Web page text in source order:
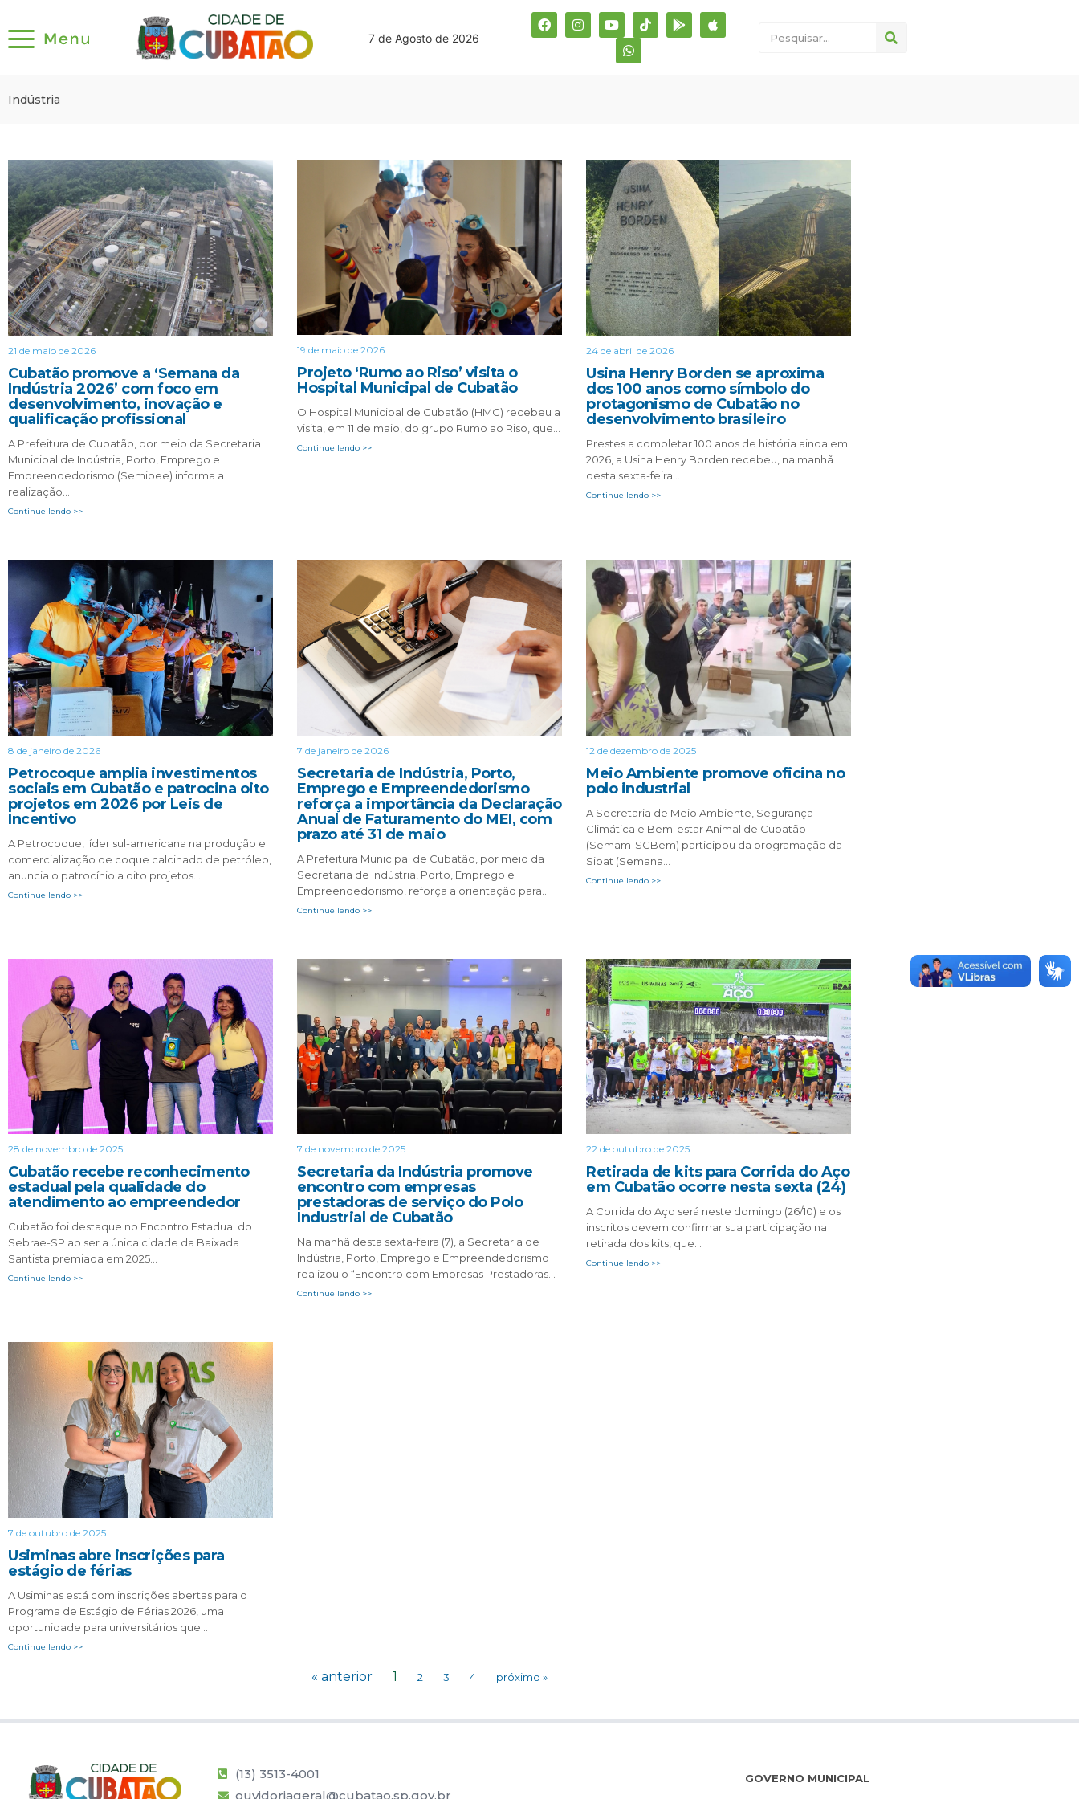
7 de Agosto de 2026
Indústria
21 de maio de 2026
Cubatão promove a ‘Semana da
Indústria 2026’ com foco em
desenvolvimento, inovação e
qualificação profissional
A Prefeitura de Cubatão, por meio da Secretaria
Municipal de Indústria, Porto, Emprego e
Empreendedorismo (Semipee) informa a
realização…
Continue lendo >>
19 de maio de 2026
Projeto ‘Rumo ao Riso’ visita o
Hospital Municipal de Cubatão
O Hospital Municipal de Cubatão (HMC) recebeu a
visita, em 11 de maio, do grupo Rumo ao Riso, que…
Continue lendo >>
24 de abril de 2026
Usina Henry Borden se aproxima
dos 100 anos como símbolo do
protagonismo de Cubatão no
desenvolvimento brasileiro
Prestes a completar 100 anos de história ainda em
2026, a Usina Henry Borden recebeu, na manhã
desta sexta-feira…
Continue lendo >>
8 de janeiro de 2026
Petrocoque amplia investimentos
sociais em Cubatão e patrocina oito
projetos em 2026 por Leis de
Incentivo
A Petrocoque, líder sul-americana na produção e
comercialização de coque calcinado de petróleo,
anuncia o patrocínio a oito projetos…
Continue lendo >>
7 de janeiro de 2026
Secretaria de Indústria, Porto,
Emprego e Empreendedorismo
reforça a importância da Declaração
Anual de Faturamento do MEI, com
prazo até 31 de maio
A Prefeitura Municipal de Cubatão, por meio da
Secretaria de Indústria, Porto, Emprego e
Empreendedorismo, reforça a orientação para…
Continue lendo >>
12 de dezembro de 2025
Meio Ambiente promove oficina no
polo industrial
A Secretaria de Meio Ambiente, Segurança
Climática e Bem-estar Animal de Cubatão
(Semam-SCBem) participou da programação da
Sipat (Semana…
Continue lendo >>
28 de novembro de 2025
Cubatão recebe reconhecimento
estadual pela qualidade do
atendimento ao empreendedor
Cubatão foi destaque no Encontro Estadual do
Sebrae-SP ao ser a única cidade da Baixada
Santista premiada em 2025…
Continue lendo >>
7 de novembro de 2025
Secretaria da Indústria promove
encontro com empresas
prestadoras de serviço do Polo
Industrial de Cubatão
Na manhã desta sexta-feira (7), a Secretaria de
Indústria, Porto, Emprego e Empreendedorismo
realizou o “Encontro com Empresas Prestadoras…
Continue lendo >>
22 de outubro de 2025
Retirada de kits para Corrida do Aço
em Cubatão ocorre nesta sexta (24)
A Corrida do Aço será neste domingo (26/10) e os
inscritos devem confirmar sua participação na
retirada dos kits, que…
Continue lendo >>
7 de outubro de 2025
Usiminas abre inscrições para
estágio de férias
A Usiminas está com inscrições abertas para o
Programa de Estágio de Férias 2026, uma
oportunidade para universitários que…
Continue lendo >>
« anterior 1 2 3 4 próximo »
(13) 3513-4001
ouvidoriageral@cubatao.sp.gov.br
GOVERNO MUNICIPAL